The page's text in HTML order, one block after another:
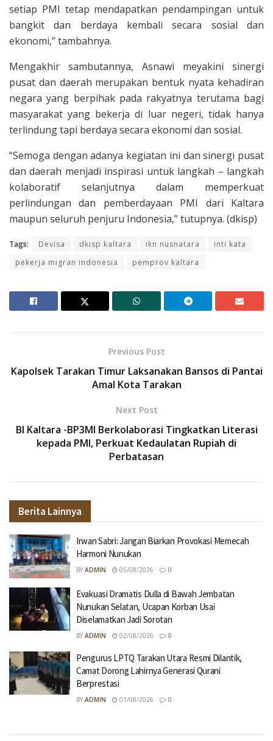
setiap PMI tetap mendapatkan pendampingan untuk
bangkit dan berdaya kembali secara sosial dan
ekonomi,” tambahnya.
Mengakhir sambutannya, Asnawi meyakini sinergi
pusat dan daerah merupakan bentuk nyata kehadiran
negara yang berpihak pada rakyatnya terutama bagi
masyarakat yang bekerja di luar negeri, tidak hanya
terlindung tapi berdaya secara ekonomi dan sosial.
“Semoga dengan adanya kegiatan ini dan sinergi pusat
dan daerah menjadi inspirasi untuk langkah – langkah
kolaboratif selanjutnya dalam memperkuat
perlindungan dan pemberdayaan PMI dari Kaltara
maupun seluruh penjuru Indonesia,” tutupnya. (dkisp)
Tags: Devisa dkisp kaltara ikn nusnatara
inti kata
pekerja migran indonesia
pemprov kaltara
Previous Post
Kapolsek Tarakan Timur Laksanakan Bansos di Pantai
Amal Kota Tarakan
Next Post
BI Kaltara -BP3MI Berkolaborasi Tingkatkan Literasi
kepada PMI, Perkuat Kedaulatan Rupiah di
Perbatasan
Berita Lainnya
Irwan Sabri: Jangan Biarkan Provokasi Memecah
Harmoni Nunukan
BY ADMIN 05/08/2026 0
Evakuasi Dramatis Dulla di Bawah Jembatan
Nunukan Selatan, Ucapan Korban Usai
Diselamatkan Jadi Sorotan
BY ADMIN 02/08/2026 0
Pengurus LPTQ Tarakan Utara Resmi Dilantik,
Camat Dorong Lahirnya Generasi Qurani
Berprestasi
BY ADMIN 01/08/2026 0